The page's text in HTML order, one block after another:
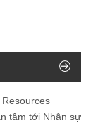
tâm tới Nhân sự